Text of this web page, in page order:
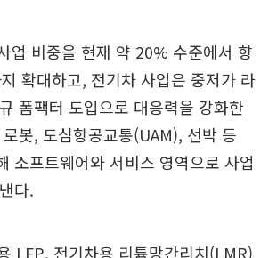
업 비중을 현재 약 20% 수준에서 향
확대하고, 전기차 사업은 중저가 라
폼팩터 도입으로 대응력을 강화한
봇, 도심항공교통(UAM), 선박 등
소프트웨어와 서비스 영역으로 사업
다.
LFP, 전기차용 리튬망간리치(LMR)